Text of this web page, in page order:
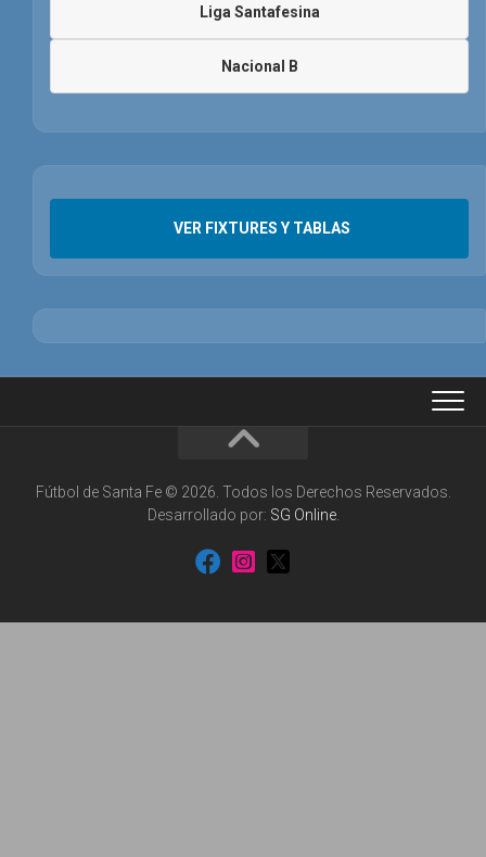
Liga Santafesina
Nacional B
VER FIXTURES Y TABLAS
Fútbol de Santa Fe © 2026. Todos los Derechos Reservados.
Desarrollado por: SG Online.